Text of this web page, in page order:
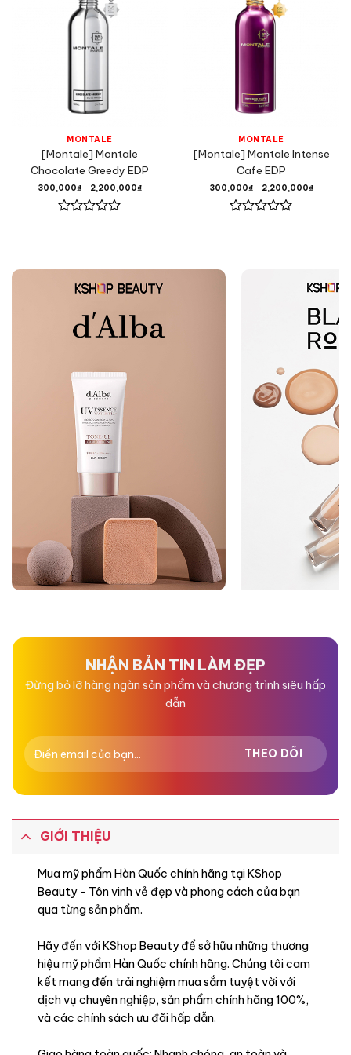
MONTALE
[Montale] Montale
Chocolate Greedy EDP
300,000₫– 2,200,000₫
sao
MONTALE
[Montale] Montale Intense
Cafe EDP
300,000₫– 2,200,000₫
NHẬN BẢN TIN LÀM ĐẸP
Đừng bỏ lỡ hàng ngàn sản phẩm và chương trình siêu hấp
dẫn
GIỚI THIỆU
Mua mỹ phẩm Hàn Quốc chính hãng tại KShop
Beauty - Tôn vinh vẻ đẹp và phong cách của bạn
qua từng sản phẩm.
Hãy đến với KShop Beauty để sở hữu những thương
hiệu mỹ phẩm Hàn Quốc chính hãng. Chúng tôi cam
kết mang đến trải nghiệm mua sắm tuyệt vời với
dịch vụ chuyên nghiệp, sản phẩm chính hãng 100%,
và các chính sách ưu đãi hấp dẫn.